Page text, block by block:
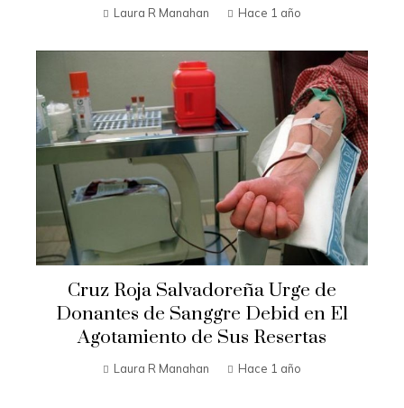
Laura R Manahan Hace 1 año
Cruz Roja Salvadoreña Urge de
Donantes de Sanggre Debid en El
Agotamiento de Sus Resertas
Laura R Manahan Hace 1 año